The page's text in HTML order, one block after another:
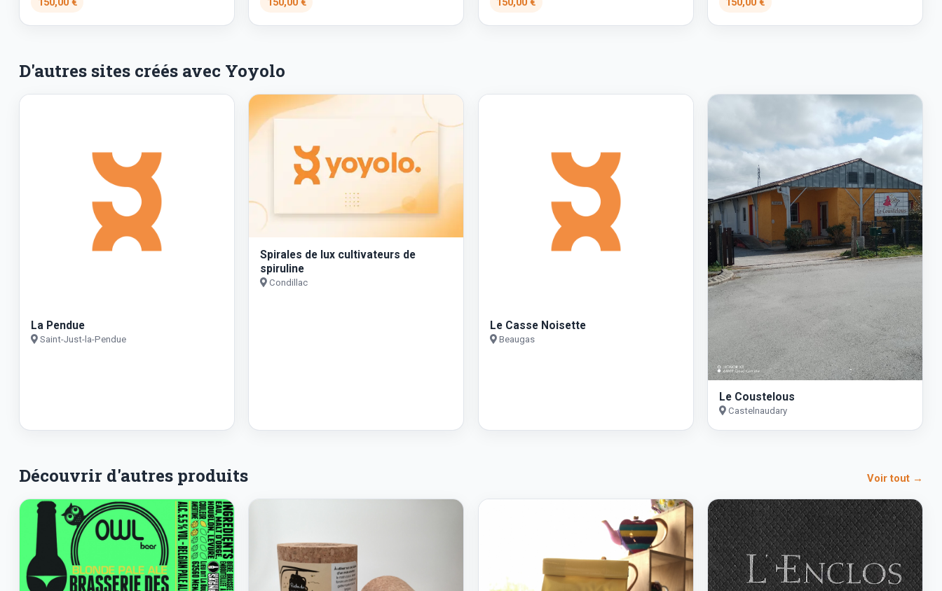
D'autres sites créés avec Yoyolo
La Pendue
Saint-Just-la-Pendue
Spirales de lux cultivateurs de
spiruline
Condillac
Le Casse Noisette
Beaugas
Le Coustelous
Castelnaudary
Découvrir d'autres produits Voir tout →